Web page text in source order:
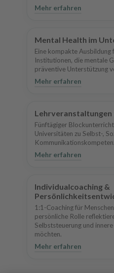
Mehr erfahren
Mental Health im
Eine kompakte Ausbildung
Institutionen, die mentale
präventive Unterstützung
Mehr erfahren
Lehrveranstaltungen
Fünftägiger
Universitäten zu Selbst-,
Mehr erfahren
Individualcoaching &
1:1-Coaching für
persönliche Rolle
Selbststeuerung und
möchten.
Mehr erfahren